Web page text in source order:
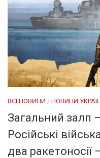
ВСІ НОВИНИ / НОВИНИ
Загальний залп
Російські
два ракетоносії